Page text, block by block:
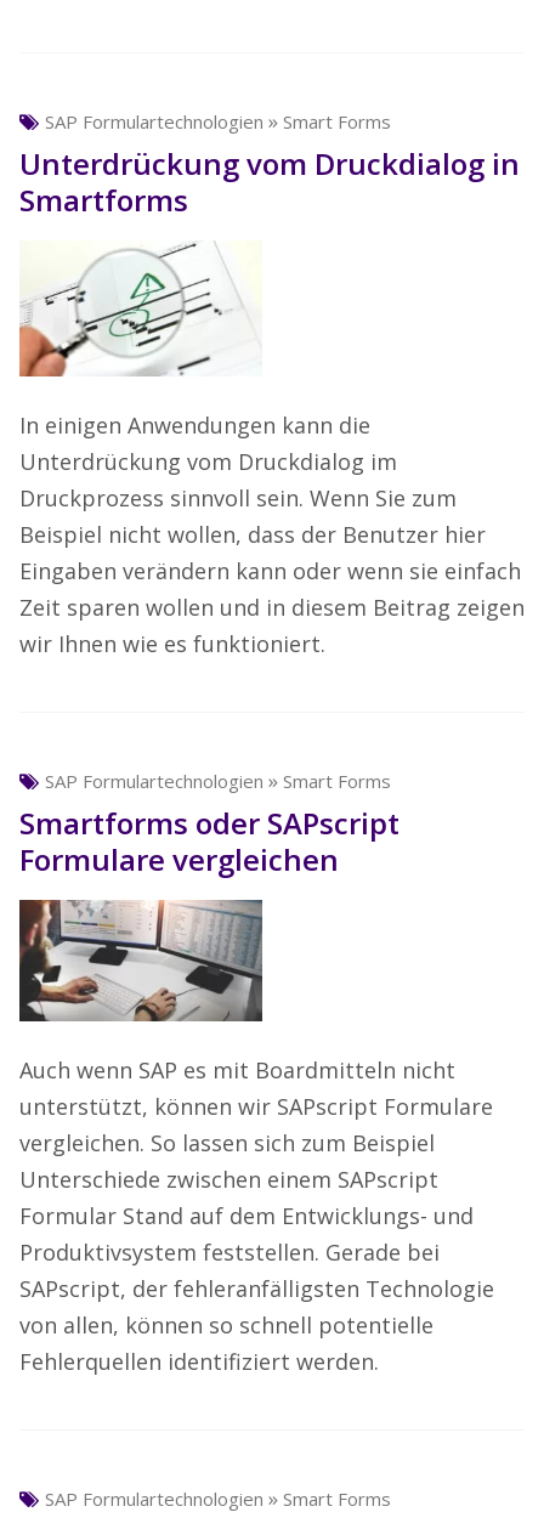
SAP Formulartechnologien » Smart Forms
Unterdrückung vom Druckdialog in
Smartforms
In einigen Anwendungen kann die
Unterdrückung vom Druckdialog im
Druckprozess sinnvoll sein. Wenn Sie zum
Beispiel nicht wollen, dass der Benutzer hier
Eingaben verändern kann oder wenn sie einfach
Zeit sparen wollen und in diesem Beitrag zeigen
wir Ihnen wie es funktioniert.
SAP Formulartechnologien » Smart Forms
Smartforms oder SAPscript
Formulare vergleichen
Auch wenn SAP es mit Boardmitteln nicht
unterstützt, können wir SAPscript Formulare
vergleichen. So lassen sich zum Beispiel
Unterschiede zwischen einem SAPscript
Formular Stand auf dem Entwicklungs- und
Produktivsystem feststellen. Gerade bei
SAPscript, der fehleranfälligsten Technologie
von allen, können so schnell potentielle
Fehlerquellen identifiziert werden.
SAP Formulartechnologien » Smart Forms